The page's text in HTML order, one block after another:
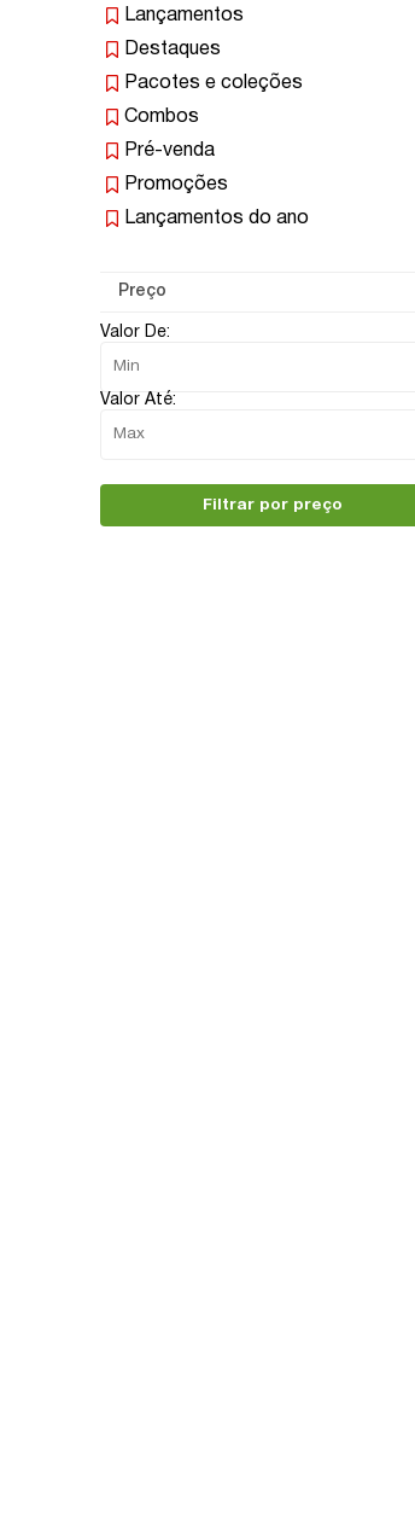
Lançamentos
Destaques
Pacotes e coleções
Combos
Pré-venda
Promoções
Lançamentos do ano
Preço
Valor De:
Valor Até:
Filtrar por preço